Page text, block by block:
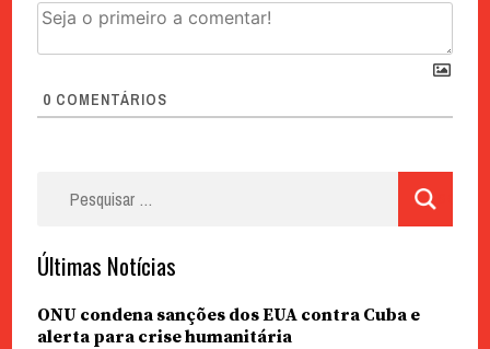
0 COMENTÁRIOS
Últimas Notícias
ONU condena sanções dos EUA contra Cuba e
alerta para crise humanitária